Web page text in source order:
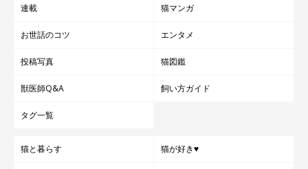
連載 猫マンガ
お世話のコツ エンタメ
投稿写真 猫図鑑
獣医師Q&A 飼い方ガイド
タグ一覧
猫と暮らす 猫が好き♥